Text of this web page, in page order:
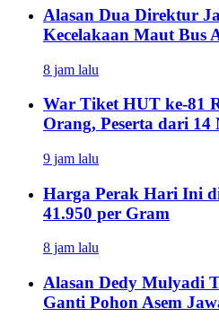
Alasan Dua Direktur
Kecelakaan Maut Bus
8 jam lalu
War Tiket HUT ke-81
Orang, Peserta dari 14
9 jam lalu
Harga Perak Hari Ini
41.950 per Gram
8 jam lalu
Alasan Dedy Mulyadi
Ganti Pohon Asem